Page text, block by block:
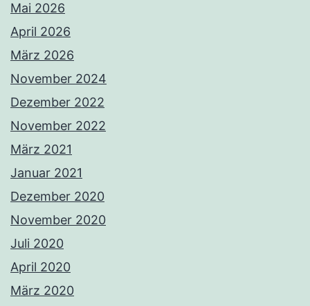
Mai 2026
April 2026
März 2026
November 2024
Dezember 2022
November 2022
März 2021
Januar 2021
Dezember 2020
November 2020
Juli 2020
April 2020
März 2020